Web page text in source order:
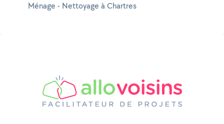
Ménage - Nettoyage à Chartres